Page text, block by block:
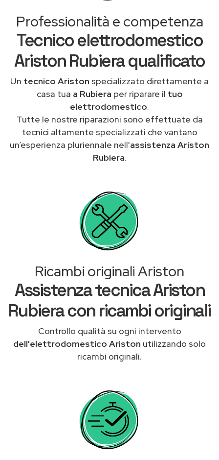
Professionalità e competenza
Tecnico elettrodomestico
Ariston Rubiera qualificato
Un tecnico Ariston specializzato direttamente a
casa tua a Rubiera per riparare il tuo
elettrodomestico.
Tutte le nostre riparazioni sono effettuate da
tecnici altamente specializzati che vantano
un’esperienza pluriennale nell'assistenza Ariston
Rubiera.
Ricambi originali Ariston
Assistenza tecnica Ariston
Rubiera con ricambi originali
Controllo qualità su ogni intervento
dell'elettrodomestico Ariston utilizzando solo
ricambi originali.